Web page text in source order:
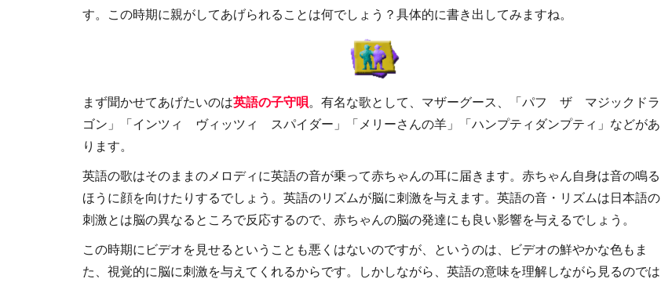
す。この時期に親がしてあげられることは何でしょう？具体的に書き出してみますね。
まず聞かせてあげたいのは英語の子守唄。有名な歌として、マザーグース、「パフ ザ マジックドラ
ゴン」「インツィ ヴィッツィ スパイダー」「メリーさんの羊」「ハンプティダンプティ」などがあ
ります。
英語の歌はそのままのメロディに英語の音が乗って赤ちゃんの耳に届きます。赤ちゃん自身は音の鳴る
ほうに顔を向けたりするでしょう。英語のリズムが脳に刺激を与えます。英語の音・リズムは日本語の
刺激とは脳の異なるところで反応するので、赤ちゃんの脳の発達にも良い影響を与えるでしょう。
この時期にビデオを見せるということも悪くはないのですが、というのは、ビデオの鮮やかな色もま
た、視覚的に脳に刺激を与えてくれるからです。しかしながら、英語の意味を理解しながら見るのでは